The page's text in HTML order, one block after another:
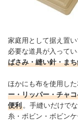
家庭用として据え置
必要な道具が入って
ばさみ・縫い針・ま
ほかにも布を使用し
ー・リッパー・チャ
便利 。 手縫いだけで
糸・ボビン・ボビンケ